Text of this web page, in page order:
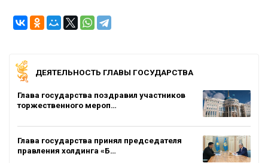
ДЕЯТЕЛЬНОСТЬ ГЛАВЫ ГОСУДАРСТВА
Глава государства поздравил участников
торжественного мероп…
Глава государства принял председателя
правления холдинга «Б…